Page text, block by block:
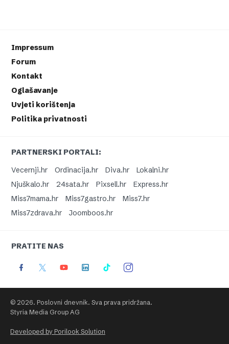
Impressum
Forum
Kontakt
Oglašavanje
Uvjeti korištenja
Politika privatnosti
PARTNERSKI PORTALI:
Vecernji.hr
Ordinacija.hr Diva.hr
Lokalni.hr
Njuškalo.hr
24sata.hr Pixsell.hr
Express.hr
Miss7mama.hr
Miss7gastro.hr
Miss7.hr
Miss7zdrava.hr
Joomboos.hr
PRATITE NAS
© 2026. Poslovni dnevnik. Sva prava pridržana.
Styria Media Group AG
Developed by Porilook Solution